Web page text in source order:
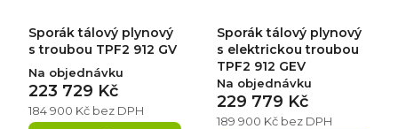
Sporák tálový plynový
s troubou TPF2 912 GV
Na objednávku
184 900 Kč bez DPH
223 729 Kč
Sporák tálový plynový
s elektrickou troubou
TPF2 912 GEV
Na objednávku
189 900 Kč bez DPH
229 779 Kč